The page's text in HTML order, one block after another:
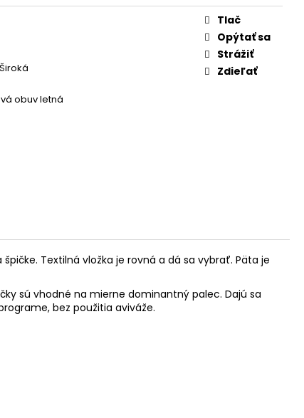
obuv letná
Tlač
Opýtať sa
Strážiť
Zdieľať
Textilná vložka je rovná a dá sa vybrať. Päta je
sú vhodné na mierne dominantný palec. Dajú sa
bez použitia aviváže.